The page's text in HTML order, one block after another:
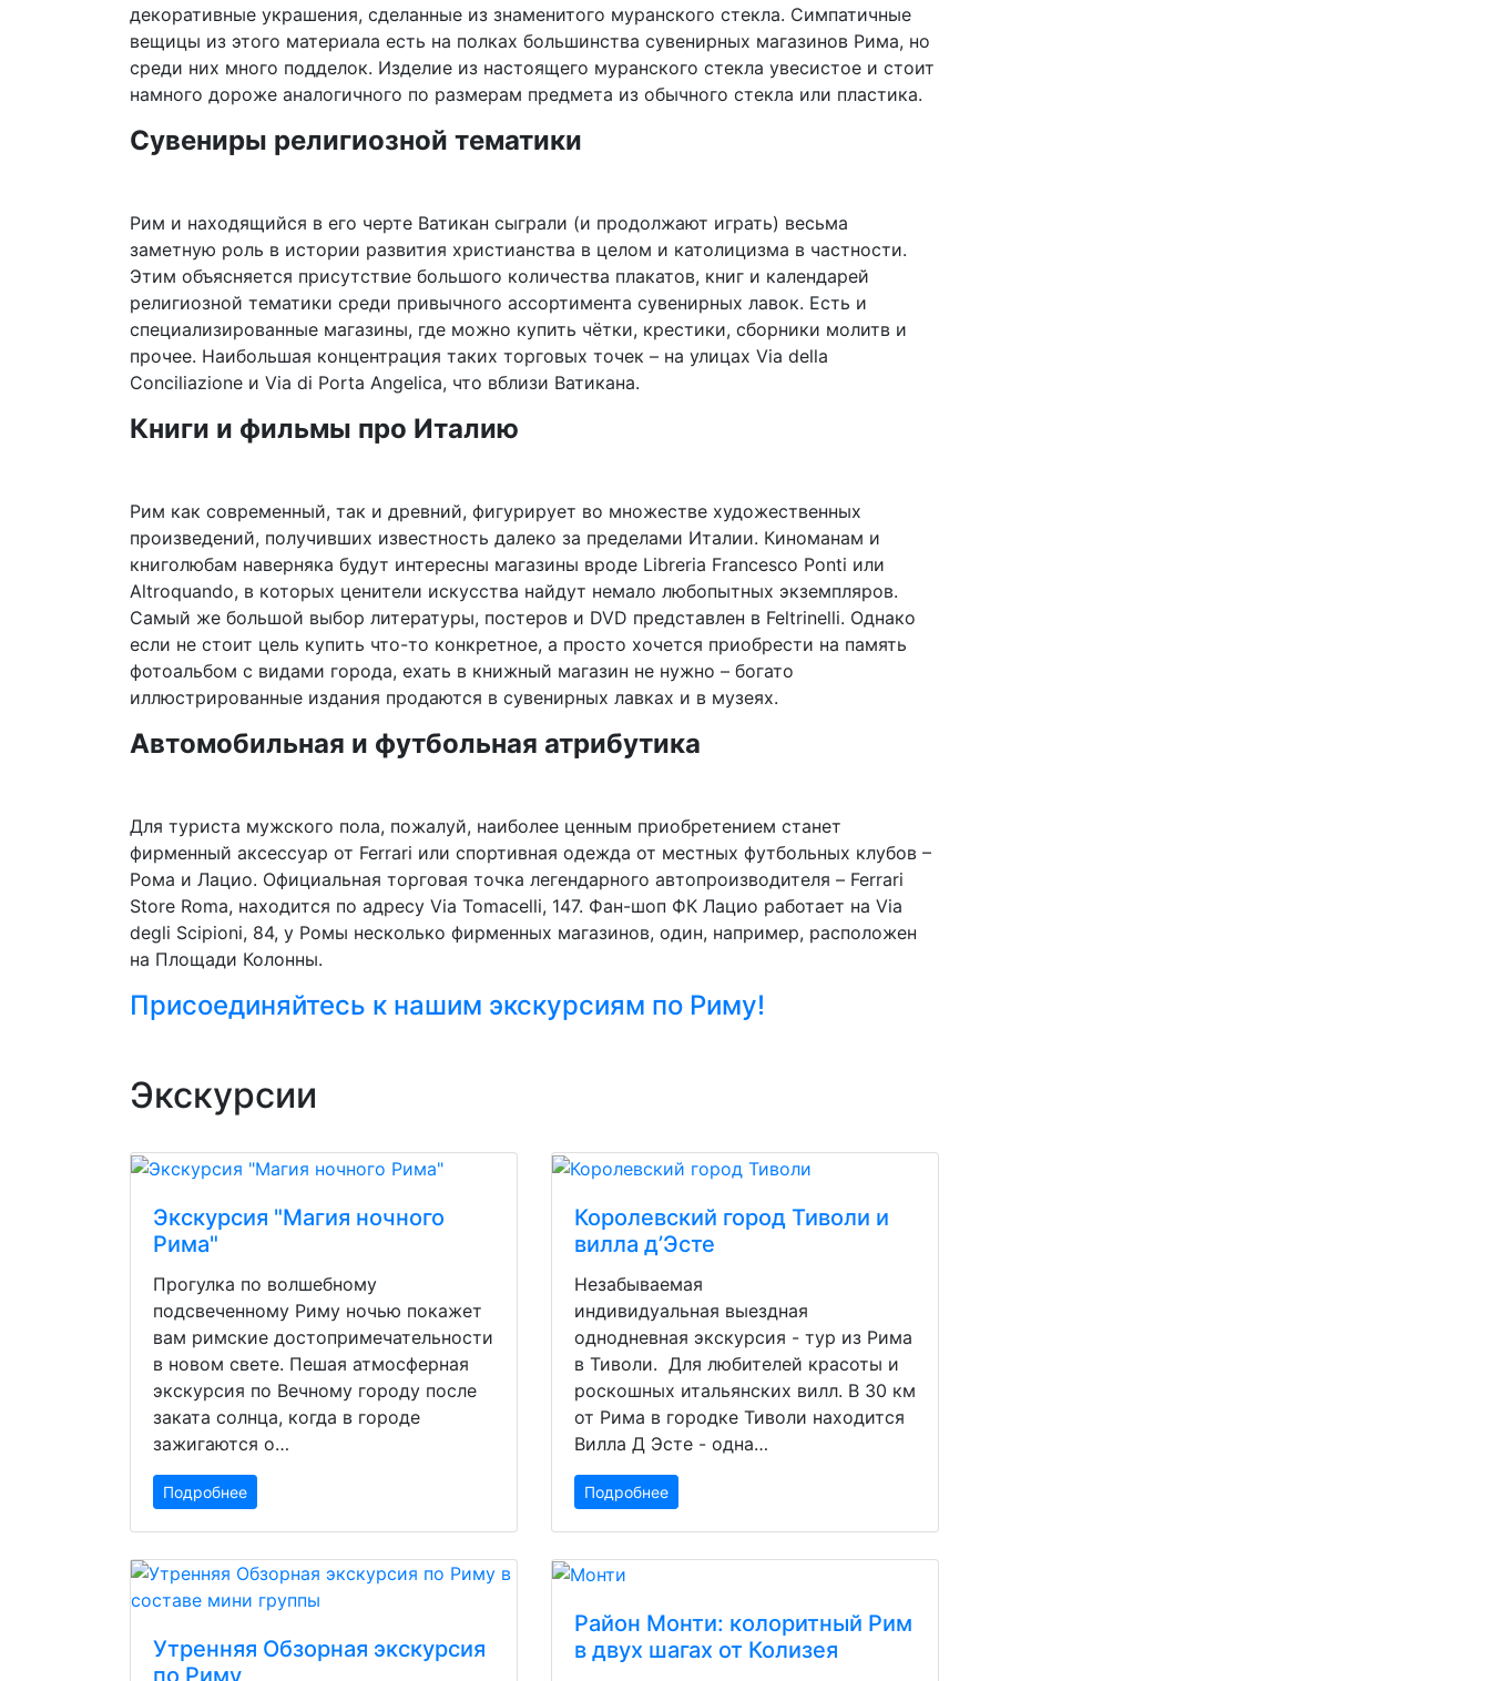
декоративные украшения, сделанные из знаменитого муранского стекла. Симпатичные
вещицы из этого материала есть на полках большинства сувенирных магазинов Рима, но
среди них много подделок. Изделие из настоящего муранского стекла увесистое и стоит
намного дороже аналогичного по размерам предмета из обычного стекла или пластика.
Сувениры религиозной тематики
Рим и находящийся в его черте Ватикан сыграли (и продолжают играть) весьма
заметную роль в истории развития христианства в целом и католицизма в частности.
Этим объясняется присутствие большого количества плакатов, книг и календарей
религиозной тематики среди привычного ассортимента сувенирных лавок. Есть и
специализированные магазины, где можно купить чётки, крестики, сборники молитв и
прочее. Наибольшая концентрация таких торговых точек – на улицах Via della
Conciliazione и Via di Porta Angelica, что вблизи Ватикана.
Книги и фильмы про Италию
Рим как современный, так и древний, фигурирует во множестве художественных
произведений, получивших известность далеко за пределами Италии. Киноманам и
книголюбам наверняка будут интересны магазины вроде Libreria Francesco Ponti или
Altroquando, в которых ценители искусства найдут немало любопытных экземпляров.
Самый же большой выбор литературы, постеров и DVD представлен в Feltrinelli. Однако
если не стоит цель купить что-то конкретное, а просто хочется приобрести на память
фотоальбом с видами города, ехать в книжный магазин не нужно – богато
иллюстрированные издания продаются в сувенирных лавках и в музеях.
Автомобильная и футбольная атрибутика
Для туриста мужского пола, пожалуй, наиболее ценным приобретением станет
фирменный аксессуар от Ferrari или спортивная одежда от местных футбольных клубов –
Рома и Лацио. Официальная торговая точка легендарного автопроизводителя – Ferrari
Store Roma, находится по адресу Via Tomacelli, 147. Фан-шоп ФК Лацио работает на Via
degli Scipioni, 84, у Ромы несколько фирменных магазинов, один, например, расположен
на Площади Колонны.
Присоединяйтесь к нашим экскурсиям по Риму!
Экскурсии
Экскурсия "Магия ночного
Рима"
Прогулка по волшебному
подсвеченному Риму ночью покажет
вам римские достопримечательности
в новом свете. Пешая атмосферная
экскурсия по Вечному городу после
заката солнца, когда в городе
зажигаются о…
Подробнее
Королевский город Тиволи и
вилла д’Эсте
Незабываемая
индивидуальная выездная
однодневная экскурсия - тур из Рима
в Тиволи. Для любителей красоты и
роскошных итальянских вилл. В 30 км
от Рима в городке Тиволи находится
Вилла Д Эсте - одна…
Подробнее
Утренняя Обзорная экскурсия
по Риму
Район Монти: колоритный Рим
в двух шагах от Колизея